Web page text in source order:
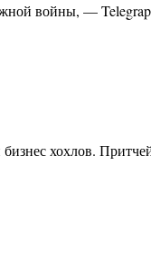
войны, —
хохлов.